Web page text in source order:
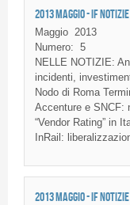
2013 MAGGIO - IF
Maggio 2013
Numero: 5
NELLE NOTIZIE:
incidenti,
Nodo di Roma
Accenture e SNCF:
“Vendor Rating” in
InRail:
2013 MAGGIO - IF